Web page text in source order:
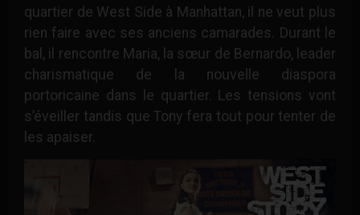
quartier de West Side à Manhattan, il ne veut plus
rien faire avec ses anciens camarades. Durant le
bal, il rencontre Maria, la sœur de Bernardo, leader
charismatique de la nouvelle diaspora
portoricaine dans le quartier. Les tensions vont
s’éveiller tandis que Tony fera tout pour tenter de
les apaiser.